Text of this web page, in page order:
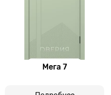
Мега 7